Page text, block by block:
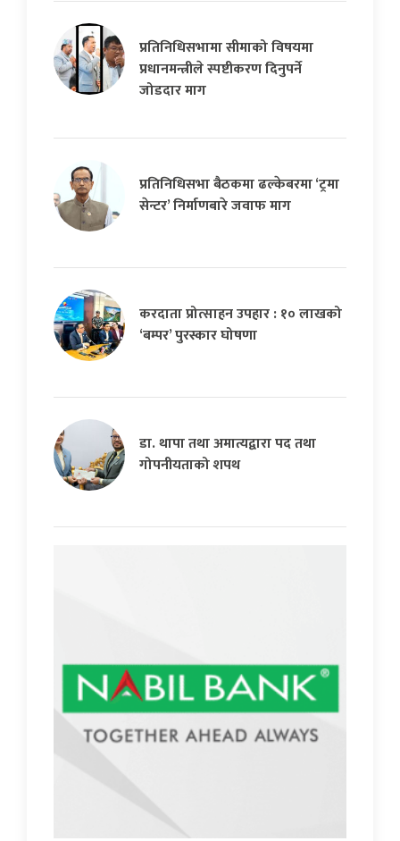
प्रतिनिधिसभामा सीमाको विषयमा
प्रधानमन्त्रीले स्पष्टीकरण दिनुपर्ने
जोडदार माग
प्रतिनिधिसभा बैठकमा ढल्केबरमा ‘ट्रमा
सेन्टर’ निर्माणबारे जवाफ माग
करदाता प्रोत्साहन उपहार : १० लाखको
‘बम्पर’ पुरस्कार घोषणा
डा. थापा तथा अमात्यद्वारा पद तथा
गोपनीयताको शपथ